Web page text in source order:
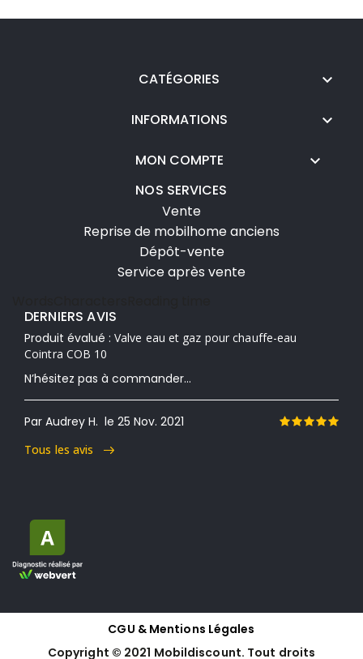
CATÉGORIES 
INFORMATIONS 
MON COMPTE 
NOS SERVICES
Vente
Reprise de mobilhome anciens
Dépôt-vente
Service après vente
DERNIERS AVIS
Produit évalué : Valve eau et gaz pour chauffe-eau
Cointra COB 10
N’hésitez pas à commander...
Par Audrey H. le 25 Nov. 2021
Tous les avis
CGU & Mentions Légales
Copyright © 2021 Mobildiscount. Tout droits